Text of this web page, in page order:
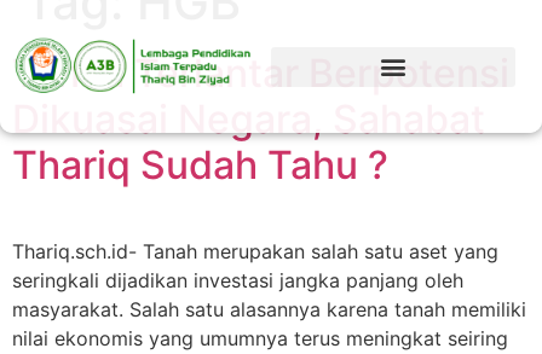
Tanah Terlantar Berpotensi
Thariq Sudah Tahu ?
Thariq.sch.id- Tanah merupakan salah satu aset yang
seringkali dijadikan investasi jangka panjang oleh
masyarakat. Salah satu alasannya karena tanah memiliki
nilai ekonomis yang umumnya terus meningkat seiring